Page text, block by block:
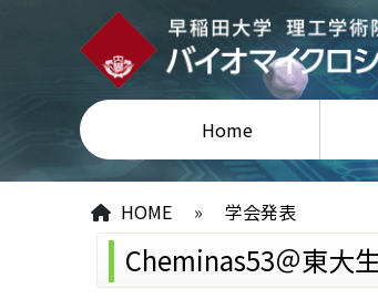
Home
HOME » 学会発表
Cheminas53＠東大